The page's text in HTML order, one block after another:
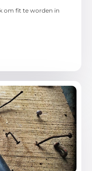
om fit te worden in